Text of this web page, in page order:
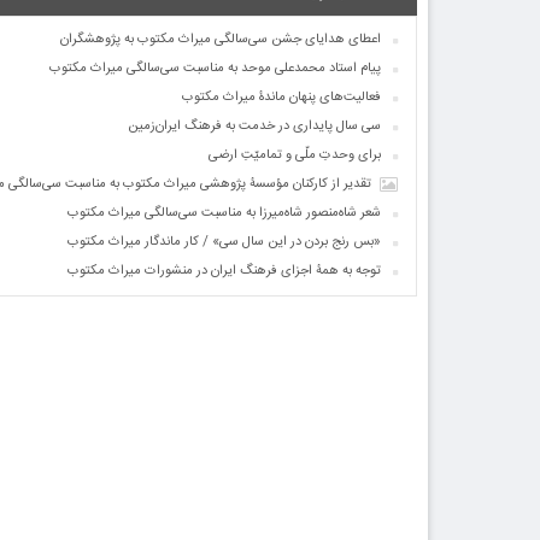
اعطای هدایای جشن سی‌سالگی میراث مکتوب به پژوهشگران
پیام استاد محمدعلی موحد به مناسبت سی‌سالگی میراث مکتوب
فعالیت‌های پنهان ماندۀ میراث مکتوب
سی سال پایداری در خدمت به فرهنگ ایران‌زمین
برای وحدتِ ملّی و تمامیّتِ ارضی
تقدیر از کارکنان مؤسسۀ پژوهشی میراث مکتوب به مناسبت
شعر شاه‌منصور شاه‌میرزا به مناسبت سی‌سالگی میراث مکتوب
«بس رنج بردن در این سال سی» / کار ماندگار میراث مکتوب
توجه به همۀ اجزای فرهنگ ایران در منشورات میراث مکتوب